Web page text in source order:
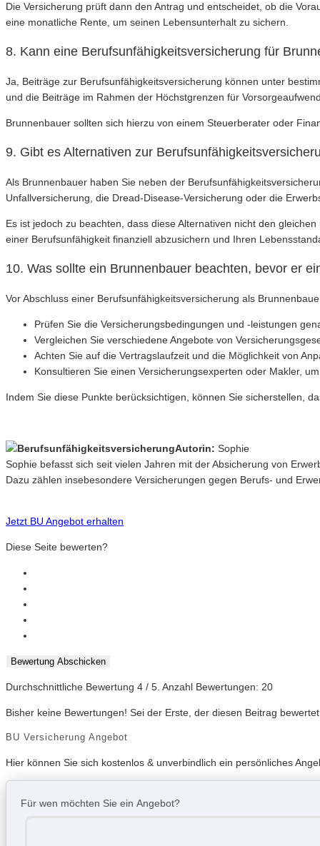
Die Versicherung prüft dann den Antrag und entscheidet, ob die
eine monatliche Rente, um seinen Lebensunterhalt zu sichern.
8. Kann eine Berufsunfähigkeitsversicherung für
Ja, Beiträge zur Berufsunfähigkeitsversicherung können unter
und die Beiträge im Rahmen der Höchstgrenzen für
Brunnenbauer sollten sich hierzu von einem Steuerberater oder
9. Gibt es Alternativen zur
Als Brunnenbauer haben Sie neben der
Unfallversicherung, die Dread-Disease-Versicherung oder die
Es ist jedoch zu beachten, dass diese Alternativen nicht den
einer Berufsunfähigkeit finanziell abzusichern und Ihren
10. Was sollte ein Brunnenbauer beachten, bevor er
Vor Abschluss einer Berufsunfähigkeitsversicherung als
Prüfen Sie die Versicherungsbedingungen und -leistungen
Vergleichen Sie verschiedene Angebote von
Achten Sie auf die Vertragslaufzeit und die Möglichkeit von
Konsultieren Sie einen Versicherungsexperten oder Makler,
Indem Sie diese Punkte berücksichtigen, können Sie sicherstellen,
Autorin: Sophie
Sophie befasst sich seit vielen Jahren mit der Absicherung von
Dazu zählen insebesondere Versicherungen gegen Berufs- und
Jetzt BU Angebot erhalten
Diese Seite bewerten?
Bewertung Abschicken
Durchschnittliche Bewertung 4 / 5. Anzahl Bewertungen: 20
Bisher keine Bewertungen! Sei der Erste, der diesen Beitrag
BU Versicherung Angebot
Hier können Sie sich kostenlos & unverbindlich ein persönliches
Für wen möchten Sie ein Angebot?